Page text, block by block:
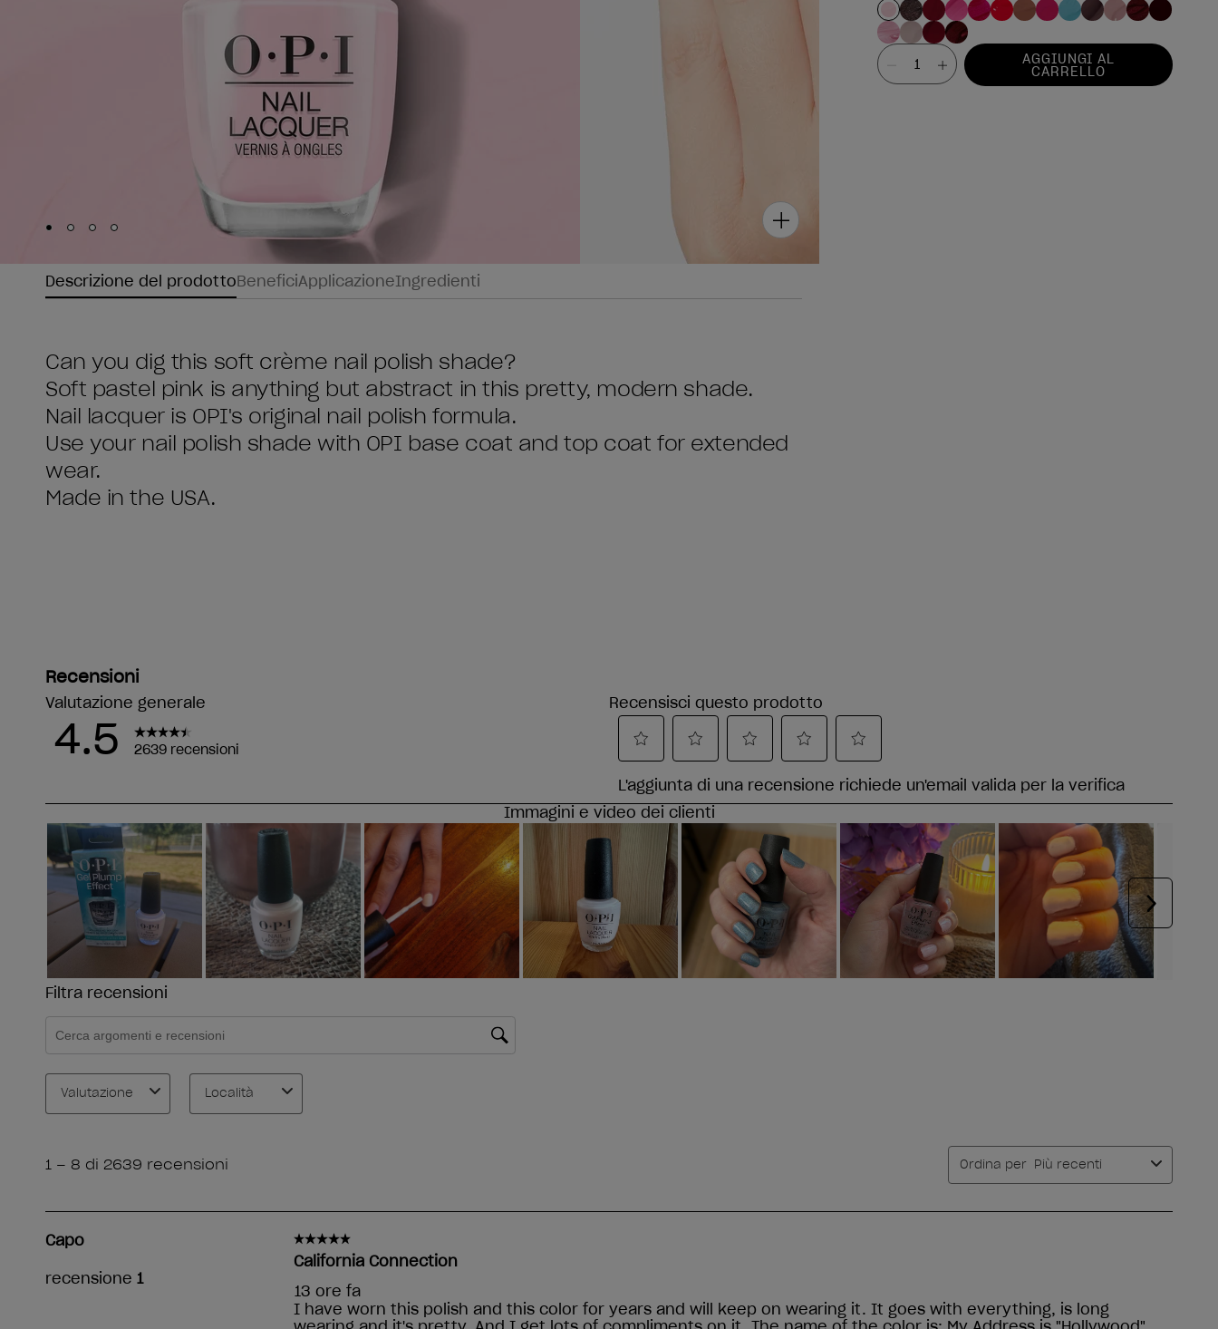
Skip to slide
Skip to slide
Skip to slide
Skip to slide
Valore AGGIUNGI AL
CARRELLO
Descrizione del prodottoBeneficiApplicazioneIngredienti
Can you dig this soft crème nail polish shade?
Soft pastel pink is anything but abstract in this pretty, modern shade.
Nail lacquer is OPI's original nail polish formula.
Use your nail polish shade with OPI base coat and top coat for extended
wear.
Made in the USA.